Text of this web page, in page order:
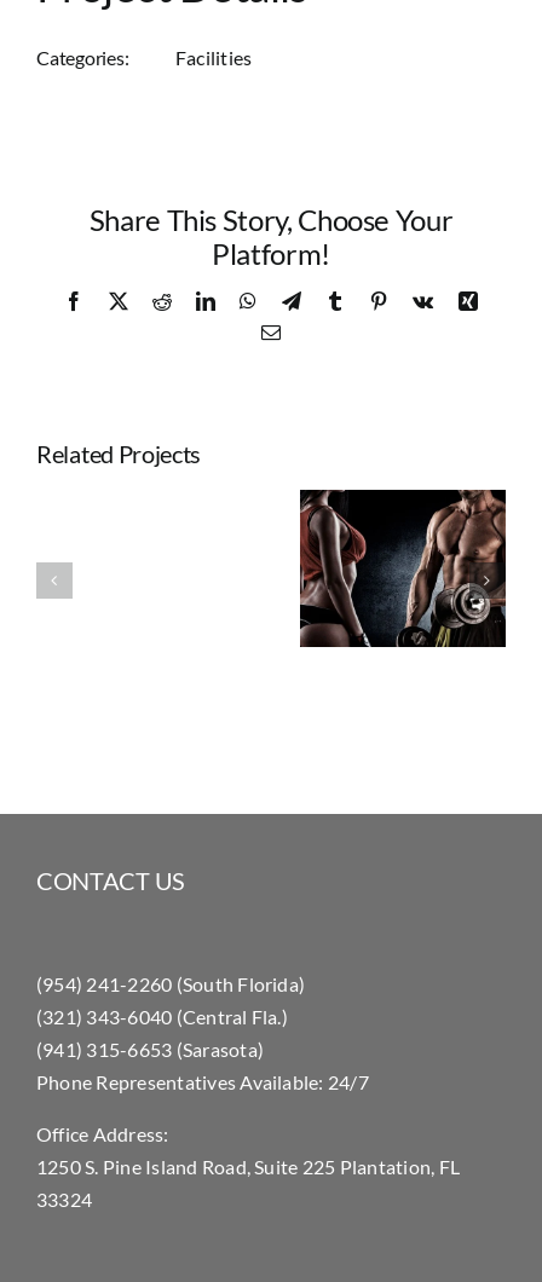
Categories: Facilities
Share This Story, Choose Your
Platform!
Facebook
X RedditLinkedInWhatsApp
TelegramTumblr Pinterest
Vk
Xing
Email
Related Projects
Swimming
Pool
CONTACT US
(954) 241-2260 (South Florida)
(321) 343-6040 (Central Fla.)
(941) 315-6653 (Sarasota)
Phone Representatives Available: 24/7
Office Address:
1250 S. Pine Island Road, Suite 225 Plantation, FL
33324